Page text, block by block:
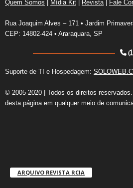
Quem Somos | Mídia Kit | Revista | Fale
Rua Joaquim Alves – 171 • Jardim
CEP: 14802-424 • Araraquara, SP
Suporte de TI e Hospedagem:
© 2005-2020 | Todos os direitos
desta página em qualquer meio de
ARQUIVO REVISTA RCIA